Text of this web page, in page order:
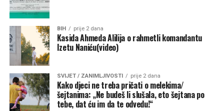
Kontroverze i budućnost u FIFA-i
Uprkos podršci iz Bijele kuće, Infantino je posljednjih
mjeseci bio izložen kritikama nakon kontroverznog
poništavanja crvenog kartona američkom reprezentativcu
Folarinu Balogunu tokom Svjetskog prvenstva. Trump je
kasnije potvrdio da je lično razgovarao s Infantinom i tražio
reviziju odluke.
BIH prije 2 dana
Kasida Ahmeda Alilija o rahmetli komandantu
Izetu Naniću(video)
SVIJET / ZANIMLJIVOSTI prije 2 dana
Kako djeci ne treba pričati o melekima/
šejtanima: „Ne budeš li slušala, eto šejtana po
tebe, dat ću im da te odvedu!“